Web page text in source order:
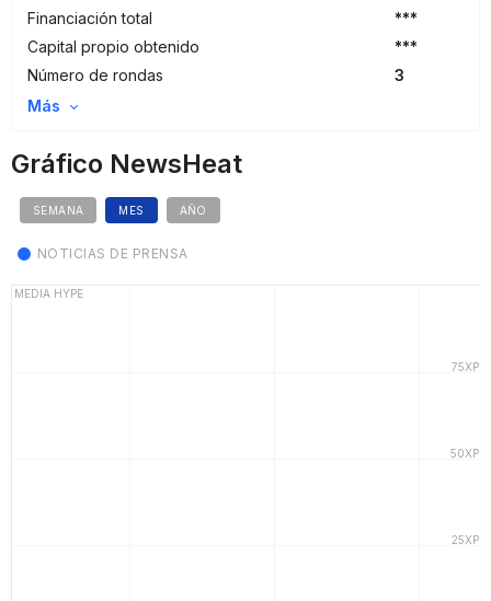
Financiación total
***
Capital propio obtenido
***
Número de rondas
3
Más
Gráfico NewsHeat
SEMANA MES AÑO
NOTICIAS DE PRENSA